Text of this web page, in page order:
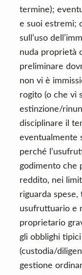
termine);
e suoi estremi;
sull’uso
nuda proprietà
preliminare
non vi è
rogito (o che vi
estinzione/
disciplinare il
eventualmente
perché
godimento che
reddito, nei
riguarda
usufruttuario e
proprietario
gli obblighi
(custodia/
gestione